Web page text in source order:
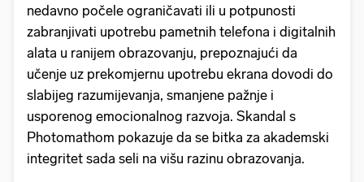
nedavno počele ograničavati ili u potpunosti
zabranjivati upotrebu pametnih telefona i digitalnih
alata u ranijem obrazovanju, prepoznajući da
učenje uz prekomjernu upotrebu ekrana dovodi do
slabijeg razumijevanja, smanjene pažnje i
usporenog emocionalnog razvoja. Skandal s
Photomathom pokazuje da se bitka za akademski
integritet sada seli na višu razinu obrazovanja.